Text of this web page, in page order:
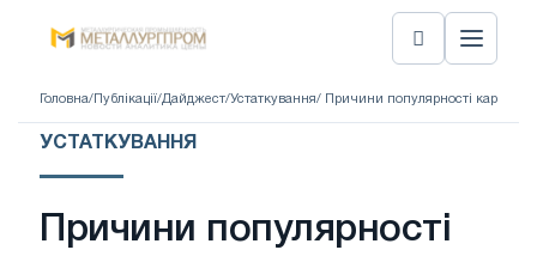
Головна/ Публікації/Дайджест/Устаткування/ Причини популярності
УСТАТКУВАННЯ
Причини популярності